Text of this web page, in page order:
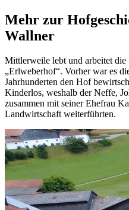
Mehr zur
Wallner
Mittlerweile lebt und arbeitet
„Erlweberhof“. Vorher war es
Jahrhunderten den Hof
Kinderlos, weshalb der Neffe,
zusammen mit seiner Ehefrau
Landwirtschaft weiterführten.